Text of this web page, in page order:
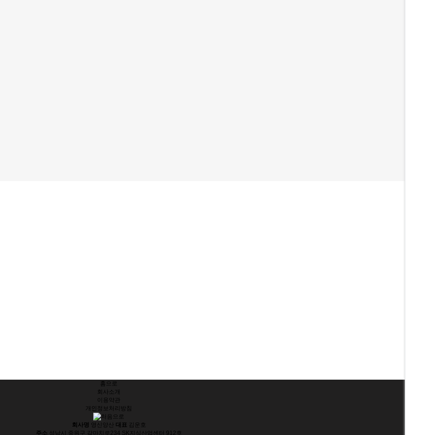
홈으로
회사소개
이용약관
개인정보처리방침
회사명 영신양산 대표 김운호
주소 성남시 중원구 갈마치로234 SK지식산업센터 912호